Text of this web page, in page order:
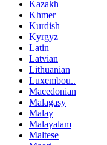
Kazakh
Khmer
Kurdish
Kyrgyz
Latin
Latvian
Lithuanian
Luxembou..
Macedonian
Malagasy
Malay
Malayalam
Maltese